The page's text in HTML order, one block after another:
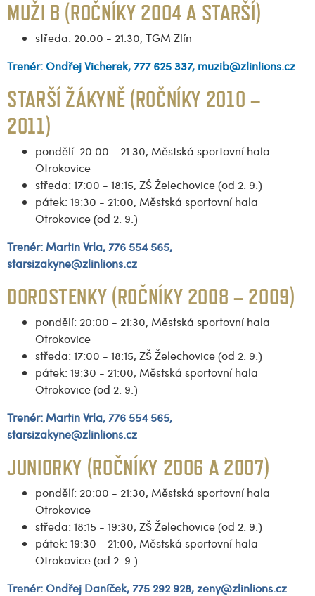
MUŽI B (ROČNÍKY 2004 A STARŠÍ)
středa: 20:00 - 21:30, TGM Zlín
Trenér: Ondřej Vicherek, 777 625 337, muzib@zlinlions.cz
STARŠÍ ŽÁKYNĚ (ROČNÍKY 2010 –
2011)
pondělí: 20:00 - 21:30, Městská sportovní hala
Otrokovice
středa: 17:00 - 18:15, ZŠ Želechovice (od 2. 9.)
pátek: 19:30 - 21:00, Městská sportovní hala
Otrokovice (od 2. 9.)
Trenér: Martin Vrla, 776 554 565,
starsizakyne@zlinlions.cz
DOROSTENKY (ROČNÍKY 2008 – 2009)
pondělí: 20:00 - 21:30, Městská sportovní hala
Otrokovice
středa: 17:00 - 18:15, ZŠ Želechovice (od 2. 9.)
pátek: 19:30 - 21:00, Městská sportovní hala
Otrokovice (od 2. 9.)
Trenér: Martin Vrla, 776 554 565,
starsizakyne@zlinlions.cz
JUNIORKY (ROČNÍKY 2006 A 2007)
pondělí: 20:00 - 21:30, Městská sportovní hala
Otrokovice
středa: 18:15 - 19:30, ZŠ Želechovice (od 2. 9.)
pátek: 19:30 - 21:00, Městská sportovní hala
Otrokovice (od 2. 9.)
Trenér:Ondřej Daníček, 775 292 928, zeny@zlinlions.cz